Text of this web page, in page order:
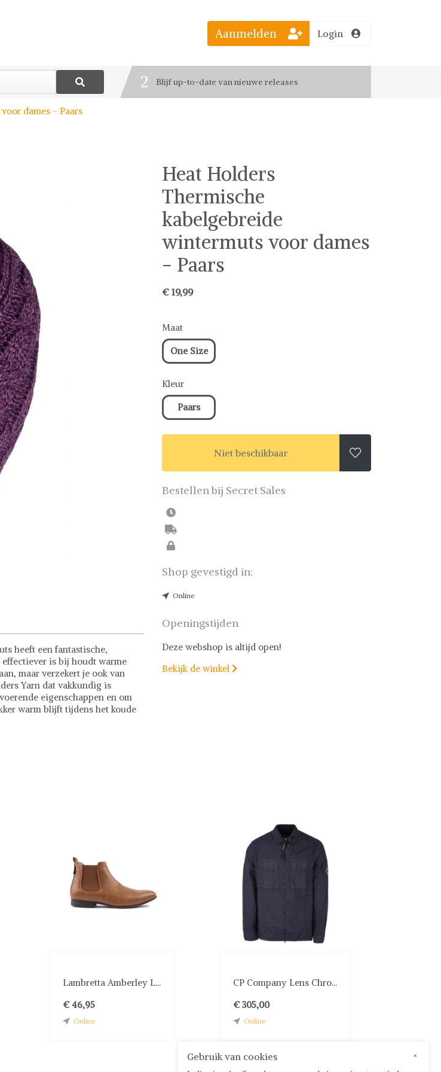
Bestel jouw favoriete looks
2 Blijf up-to-date van nieuwe releases
Aanmelden Login
dames - Paars
heeft een fantastische,
is bij houdt warme
maar verzekert je ook van
Yarn dat vakkundig is
eigenschappen en om
warm blijft tijdens het koude
Heat Holders
Thermische
kabelgebreide
wintermuts voor dames
- Paars
€ 19,99
Maat
One Size
Kleur
Paars
Niet beschikbaar 
Bestellen bij Secret Sales
Shop gevestigd in:
Online
Openingstijden
Deze webshop is altijd open!
Bekijk de winkel 
Lambretta Amberley L...
€ 46,95
Online
CP Company Lens Chro...
€ 305,00
Online
×
Gebruik van cookies